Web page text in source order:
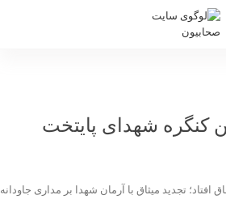
کنگره شهدای پایتخت
افتاد؛ تجدید میثاق با آرمان شهدا بر مداری جاودانه